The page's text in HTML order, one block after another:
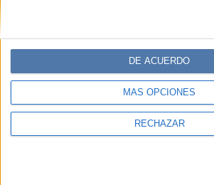
MÁS OPCIONES
RECHAZAR
DE ACUERDO